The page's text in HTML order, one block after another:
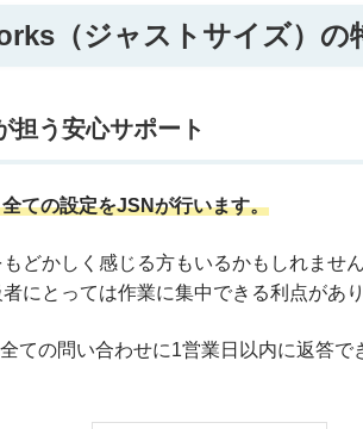
（ジャストサイズ）の
担う安心サポート
ての設定をJSNが行います。
どかしく感じる方もいるかもしれませ
にとっては作業に集中できる利点があり
ての問い合わせに1営業日以内に返答で